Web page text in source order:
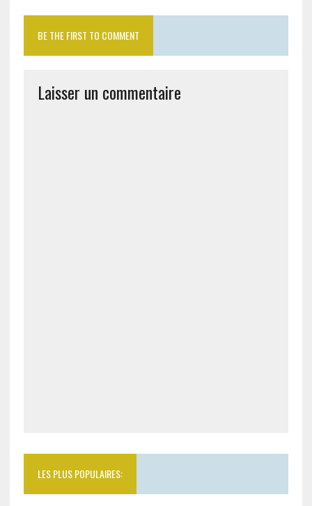
BE THE FIRST TO COMMENT
Laisser un commentaire
LES PLUS POPULAIRES: